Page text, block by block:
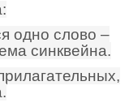
одно слово –
синквейна.